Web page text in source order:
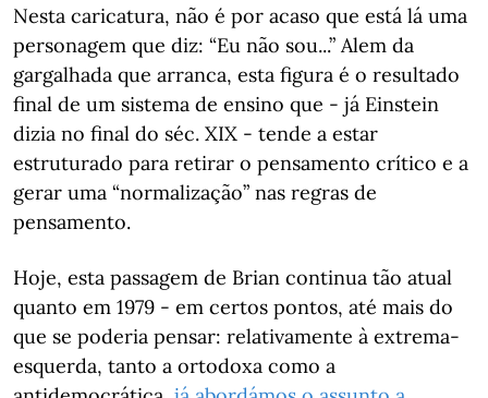
Nesta caricatura, não é por acaso que está lá uma
personagem que diz: “Eu não sou...” Alem da
gargalhada que arranca, esta figura é o resultado
final de um sistema de ensino que - já Einstein
dizia no final do séc. XIX - tende a estar
estruturado para retirar o pensamento crítico e a
gerar uma “normalização” nas regras de
pensamento.
Hoje, esta passagem de Brian continua tão atual
quanto em 1979 - em certos pontos, até mais do
que se poderia pensar: relativamente à extrema-
esquerda, tanto a ortodoxa como a